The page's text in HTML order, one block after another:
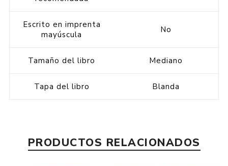
Escrito en imprenta
mayúscula
No
Tamaño del libro Mediano
Tapa del libro Blanda
PRODUCTOS RELACIONADOS